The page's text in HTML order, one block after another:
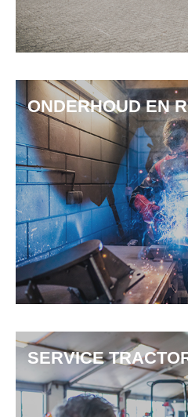
ONDERHOUD EN
SERVICE